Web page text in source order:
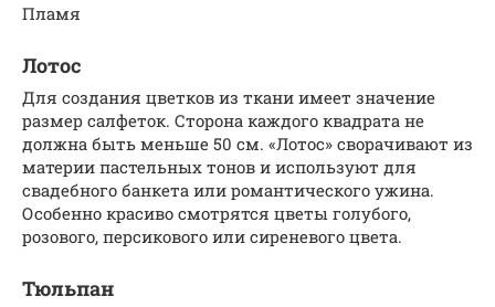
Пламя
Лотос
Для создания цветков из ткани имеет значение
размер салфеток. Сторона каждого квадрата не
должна быть меньше 50 см. «Лотос» сворачивают из
материи пастельных тонов и используют для
свадебного банкета или романтического ужина.
Особенно красиво смотрятся цветы голубого,
розового, персикового или сиреневого цвета.
Тюльпан